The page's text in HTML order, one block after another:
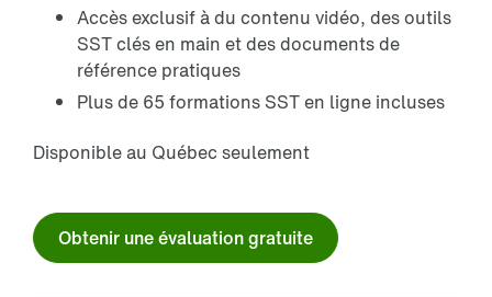
Accès exclusif à du contenu vidéo, des outils
SST clés en main et des documents de
référence pratiques
Plus de 65 formations SST en ligne incluses
Disponible au Québec seulement
Obtenir une évaluation gratuite